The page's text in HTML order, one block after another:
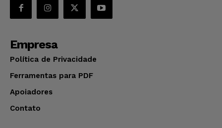
Empresa
Política de Privacidade
Ferramentas para PDF
Apoiadores
Contato